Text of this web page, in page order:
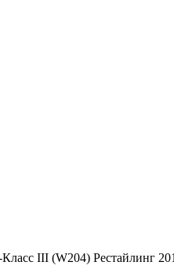
III (W204) Рестайлинг